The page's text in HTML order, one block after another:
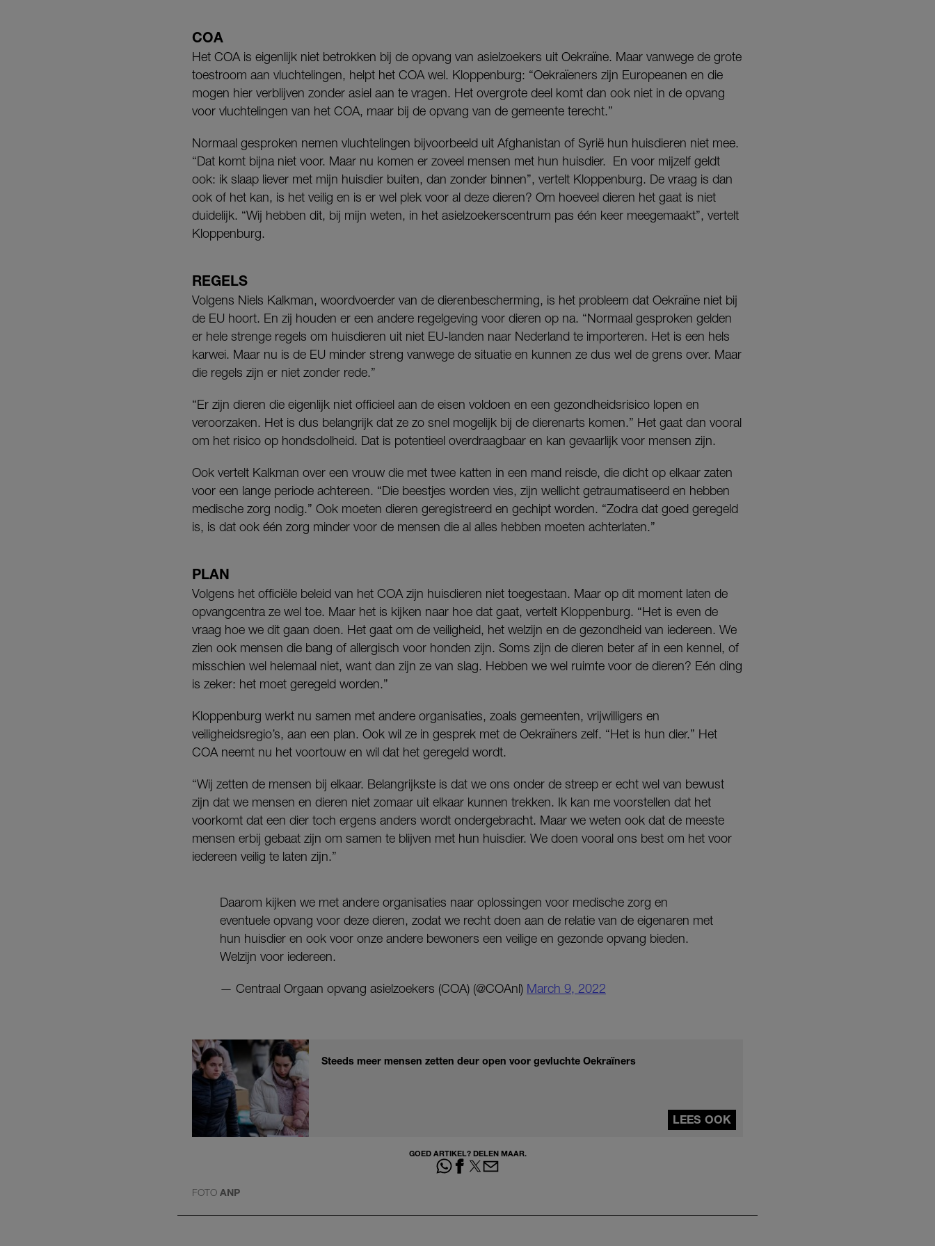
COA
Het COA is eigenlijk niet betrokken bij de opvang van asielzoekers uit Oekraïne. Maar vanwege de grote
toestroom aan vluchtelingen, helpt het COA wel. Kloppenburg: “Oekraïeners zijn Europeanen en die
mogen hier verblijven zonder asiel aan te vragen. Het overgrote deel komt dan ook niet in de opvang
voor vluchtelingen van het COA, maar bij de opvang van de gemeente terecht.”
Normaal gesproken nemen vluchtelingen bijvoorbeeld uit Afghanistan of Syrië hun huisdieren niet mee.
“Dat komt bijna niet voor. Maar nu komen er zoveel mensen met hun huisdier. En voor mijzelf geldt
ook: ik slaap liever met mijn huisdier buiten, dan zonder binnen”, vertelt Kloppenburg. De vraag is dan
ook of het kan, is het veilig en is er wel plek voor al deze dieren? Om hoeveel dieren het gaat is niet
duidelijk. “Wij hebben dit, bij mijn weten, in het asielzoekerscentrum pas één keer meegemaakt”, vertelt
Kloppenburg.
REGELS
Volgens Niels Kalkman, woordvoerder van de dierenbescherming, is het probleem dat Oekraïne niet bij
de EU hoort. En zij houden er een andere regelgeving voor dieren op na. “Normaal gesproken gelden
er hele strenge regels om huisdieren uit niet EU-landen naar Nederland te importeren. Het is een hels
karwei. Maar nu is de EU minder streng vanwege de situatie en kunnen ze dus wel de grens over. Maar
die regels zijn er niet zonder rede.”
“Er zijn dieren die eigenlijk niet officieel aan de eisen voldoen en een gezondheidsrisico lopen en
veroorzaken. Het is dus belangrijk dat ze zo snel mogelijk bij de dierenarts komen.” Het gaat dan vooral
om het risico op hondsdolheid. Dat is potentieel overdraagbaar en kan gevaarlijk voor mensen zijn.
Ook vertelt Kalkman over een vrouw die met twee katten in een mand reisde, die dicht op elkaar zaten
voor een lange periode achtereen. “Die beestjes worden vies, zijn wellicht getraumatiseerd en hebben
medische zorg nodig.” Ook moeten dieren geregistreerd en gechipt worden. “Zodra dat goed geregeld
is, is dat ook één zorg minder voor de mensen die al alles hebben moeten achterlaten.”
PLAN
Volgens het officiële beleid van het COA zijn huisdieren niet toegestaan. Maar op dit moment laten de
opvangcentra ze wel toe. Maar het is kijken naar hoe dat gaat, vertelt Kloppenburg. “Het is even de
vraag hoe we dit gaan doen. Het gaat om de veiligheid, het welzijn en de gezondheid van iedereen. We
zien ook mensen die bang of allergisch voor honden zijn. Soms zijn de dieren beter af in een kennel, of
misschien wel helemaal niet, want dan zijn ze van slag. Hebben we wel ruimte voor de dieren? Eén ding
is zeker: het moet geregeld worden.”
Kloppenburg werkt nu samen met andere organisaties, zoals gemeenten, vrijwilligers en
veiligheidsregio’s, aan een plan. Ook wil ze in gesprek met de Oekraïners zelf. “Het is hun dier.” Het
COA neemt nu het voortouw en wil dat het geregeld wordt.
“Wij zetten de mensen bij elkaar. Belangrijkste is dat we ons onder de streep er echt wel van bewust
zijn dat we mensen en dieren niet zomaar uit elkaar kunnen trekken. Ik kan me voorstellen dat het
voorkomt dat een dier toch ergens anders wordt ondergebracht. Maar we weten ook dat de meeste
mensen erbij gebaat zijn om samen te blijven met hun huisdier. We doen vooral ons best om het voor
iedereen veilig te laten zijn.”
Daarom kijken we met andere organisaties naar oplossingen voor medische zorg en
eventuele opvang voor deze dieren, zodat we recht doen aan de relatie van de eigenaren met
hun huisdier en ook voor onze andere bewoners een veilige en gezonde opvang bieden.
Welzijn voor iedereen.
— Centraal Orgaan opvang asielzoekers (COA) (@COAnl) March 9, 2022
Steeds meer mensen zetten deur open voor gevluchte Oekraïners
LEES OOK
GOED ARTIKEL? DELEN MAAR.
FOTO ANP